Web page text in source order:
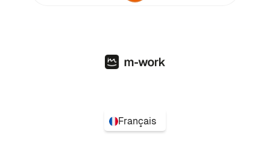
Français